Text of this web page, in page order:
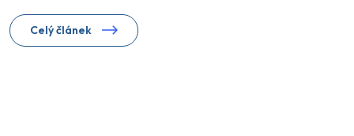
Celý článek